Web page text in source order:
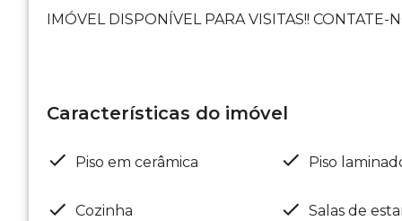
IMÓVEL DISPONÍVEL PARA VISITAS!! CONTATE-
Características do imóvel
Piso em cerâmica Piso
Cozinha Salas de